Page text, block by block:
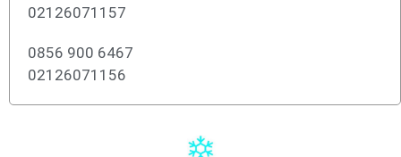
02126071157
0856 900 6467
02126071156